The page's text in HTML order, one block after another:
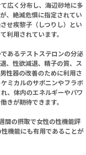
広く分布し、海辺砂地に多
、絶滅危惧に指定されてい
せ疾黎子（しつりし）とい
利用されています。
あるテストステロンの分泌
、性欲減退、精子の質、ス
性器の改善のために利用さ
ミカルのサポニンやフラボ
、体内のエネルギーやパワ
きが期待できます。
間の摂取で女性の性機能評
機能にも有用であることが